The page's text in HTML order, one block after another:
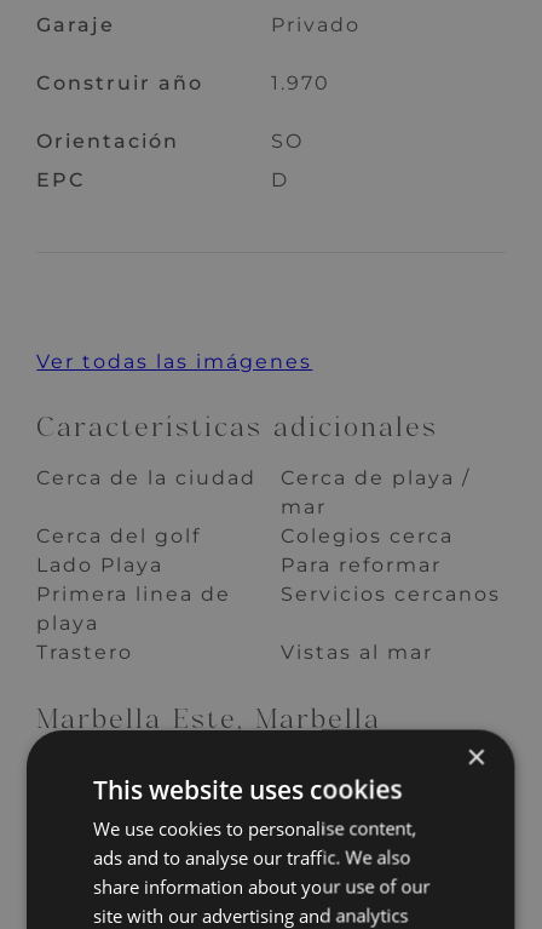
Garaje
Privado
Construir año 1.970
Orientación
SO
EPC
D
Ver todas las imágenes
Características adicionales
Cerca de la ciudad
Cerca de playa /
mar
Cerca del golf
Colegios cerca
Lado Playa
Para reformar
Primera linea de
playa
Servicios cercanos
Trastero Vistas al mar
Marbella Este, Marbella
×
This website uses cookies
We use cookies to personalise content,
ads and to analyse our traffic. We also
share information about your use of our
site with our advertising and analytics